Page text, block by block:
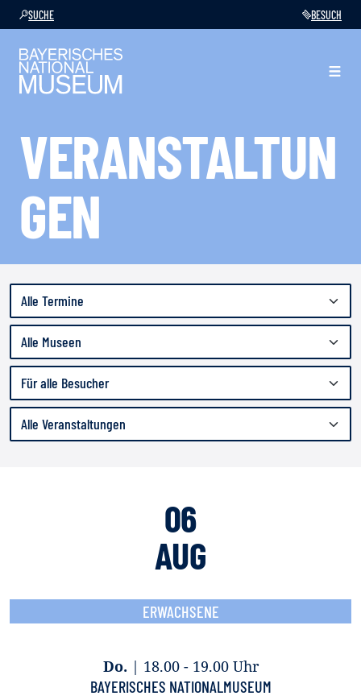
SUCHE BESUCH
VERANSTALTUN
GEN
06
AUG
ERWACHSENE
Do. | 18.00 - 19.00 Uhr
BAYERISCHES NATIONALMUSEUM